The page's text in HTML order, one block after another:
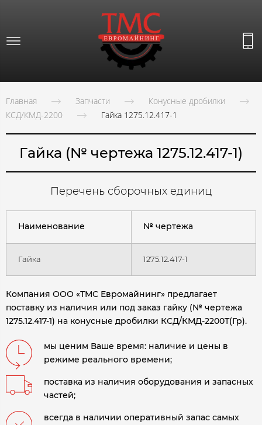
Главная Запчасти
Конусные дробилки
КСД/КМД-2200
Гайка 1275.12.417-1
Гайка (№ чертежа 1275.12.417-1)
Перечень сборочных единиц
Наименование № чертежа
Гайка 1275.12.417-1
Компания ООО «ТМС Евромайнинг» предлагает
поставку из наличия или под заказ гайку (№ чертежа
1275.12.417-1) на конусные дробилки КСД/КМД-2200Т(Гр).
мы ценим Ваше время: наличие и цены в
режиме реального времени;
поставка из наличия оборудования и запасных
частей;
всегда в наличии оперативный запас самых